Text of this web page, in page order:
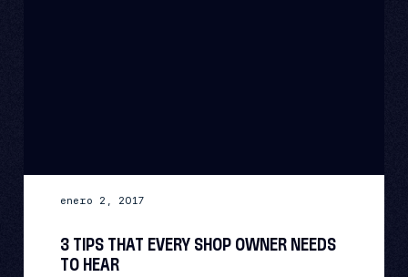
enero 2, 2017
3 TIPS THAT EVERY SHOP OWNER NEEDS
TO HEAR